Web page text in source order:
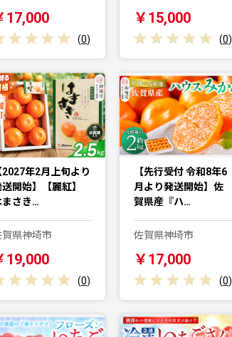
17,000
(0)
￥15,000
(0)
2027年2月上旬より
開始】【麗紅】
まさき…
賀県神埼市
19,000
(0)
【先行受付 令和8年6
月より発送開始】佐
賀県産『ハ…
佐賀県神埼市
￥17,000
(0)